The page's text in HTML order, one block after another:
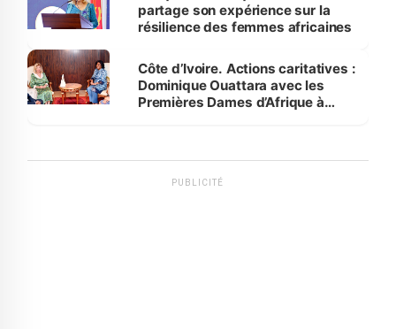
partage son expérience sur la
résilience des femmes africaines
Côte d’Ivoire. Actions caritatives :
Dominique Ouattara avec les
Premières Dames d’Afrique à
PUBLICITÉ